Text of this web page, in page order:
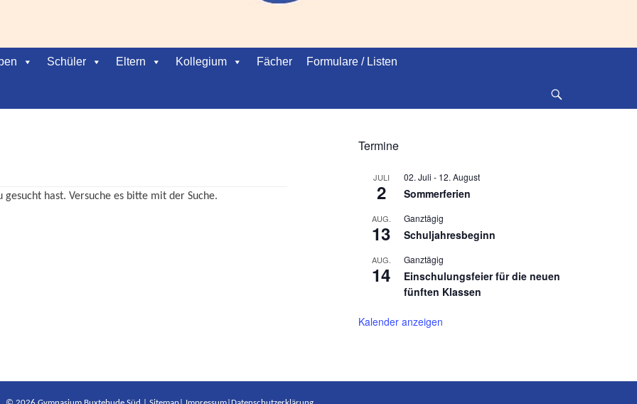
Schüler Eltern Kollegium Fächer Formulare / Listen
hast. Versuche es bitte mit der Suche.
Termine
JULI
2
02. Juli - 12. August
Sommerferien
AUG.
13
Ganztägig
Schuljahresbeginn
AUG.
14
Ganztägig
Einschulungsfeier für die neuen
fünften Klassen
Kalender anzeigen